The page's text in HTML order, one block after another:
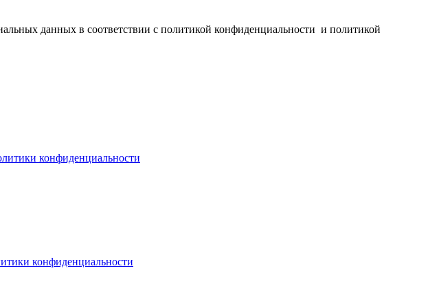
данных в соответствии с политикой конфиденциальности и политикой
конфиденциальности
конфиденциальности